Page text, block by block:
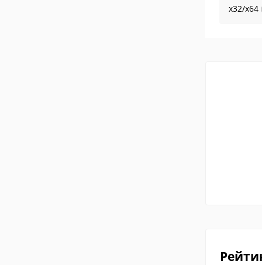
x32/x64